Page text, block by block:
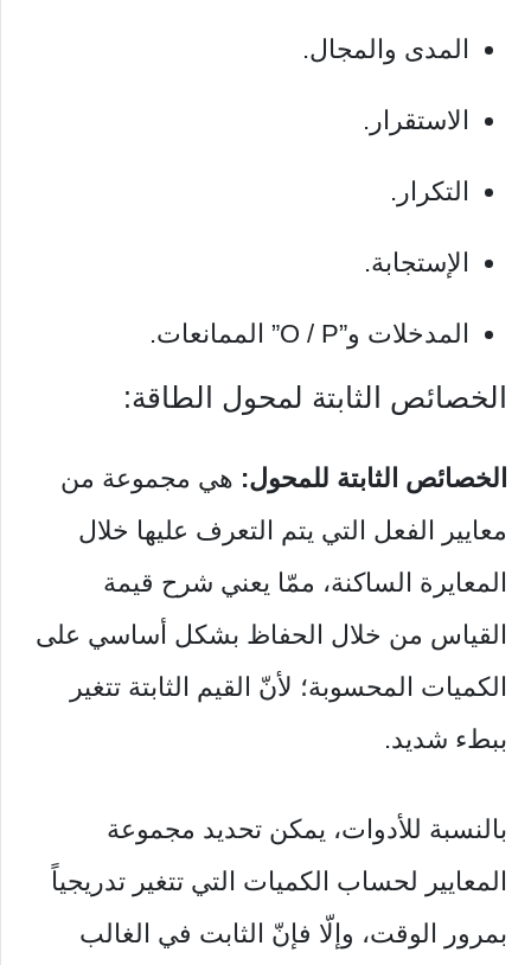
المدى والمجال.
الاستقرار.
التكرار.
الإستجابة.
المدخلات و”O / P” الممانعات.
الخصائص الثابتة لمحول الطاقة:
الخصائص الثابتة للمحول: هي مجموعة من
معايير الفعل التي يتم التعرف عليها خلال
المعايرة الساكنة، ممّا يعني شرح قيمة
القياس من خلال الحفاظ بشكل أساسي على
الكميات المحسوبة؛ لأنّ القيم الثابتة تتغير
ببطء شديد.
بالنسبة للأدوات، يمكن تحديد مجموعة
المعايير لحساب الكميات التي تتغير تدريجياً
بمرور الوقت، وإلّا فإنّ الثابت في الغالب